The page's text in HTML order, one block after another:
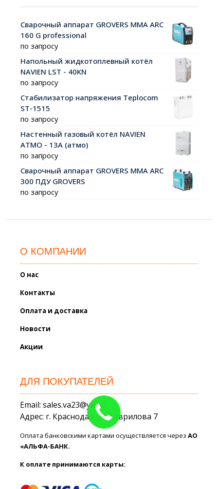
Сварочный аппарат GROVERS MMA ARC
160 G professional
по запросу
Напольный жидкотоплевный котёл
NAVIEN LST - 40KN
по запросу
Стабилизатор напряжения Teplocom
ST-1515
по запросу
Настенный газовый котёл NAVIEN
АТМО - 13А (атмо)
по запросу
Сварочный аппарат GROVERS MMA ARC
300 ПДУ GROVERS
по запросу
О КОМПАНИИ
О нас
Контакты
Оплата и доставка
Новости
Акции
ДЛЯ ПОКУПАТЕЛЕЙ
Email: sales.va23@ya.ru
Адрес: г. Краснодар, ул. Гаврилова 7
Оплата банковскими картами осуществляется черезАО
«АЛЬФА-БАНК.
К оплате принимаются карты: